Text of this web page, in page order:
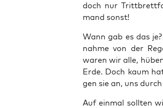
doch nur
mand sonst!
Wann gab es das
nah­me von der
waren wir alle,
Erde. Doch kaum
gen sie an, uns
Auf ein­mal soll­ten